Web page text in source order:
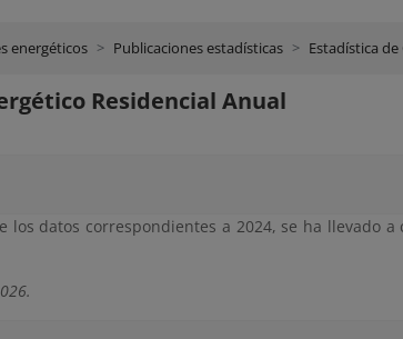
energéticos Publicaciones estadísticas Estadística
Residencial Anual
los datos correspondientes a 2024, se ha llevado